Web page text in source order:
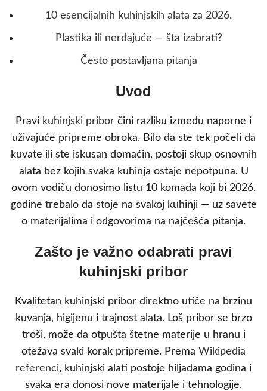
10 esencijalnih kuhinjskih alata za 2026.
Plastika ili nerđajuće — šta izabrati?
Često postavljana pitanja
Uvod
Pravi kuhinjski pribor čini razliku između naporne i
uživajuće pripreme obroka. Bilo da ste tek počeli da
kuvate ili ste iskusan domaćin, postoji skup osnovnih
alata bez kojih svaka kuhinja ostaje nepotpuna. U
ovom vodiču donosimo listu 10 komada koji bi 2026.
godine trebalo da stoje na svakoj kuhinji — uz savete
o materijalima i odgovorima na najčešća pitanja.
Zašto je važno odabrati pravi
kuhinjski pribor
Kvalitetan kuhinjski pribor direktno utiče na brzinu
kuvanja, higijenu i trajnost alata. Loš pribor se brzo
troši, može da otpušta štetne materije u hranu i
otežava svaki korak pripreme. Prema Wikipedia
referenci, kuhinjski alati postoje hiljadama godina i
svaka era donosi nove materijale i tehnologije.